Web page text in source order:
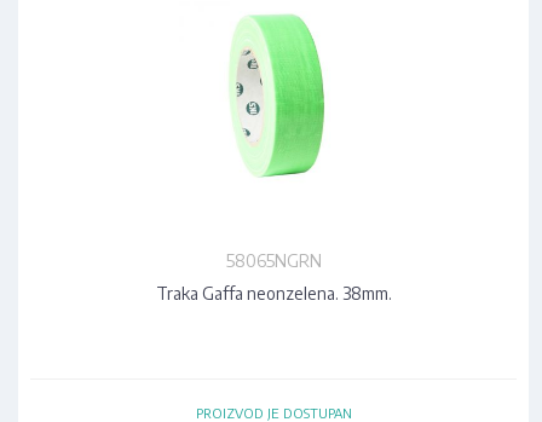
58065NGRN
Traka Gaffa neonzelena. 38mm.
PROIZVOD JE DOSTUPAN